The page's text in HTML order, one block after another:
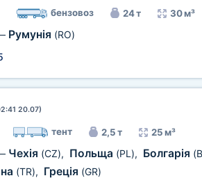
бензовоз 24 т 30 м³
Румунія (RO)
20.07)
тент 2,5 т 25 м³
Чехія (CZ), Польща (PL), Болгарія
(TR), Греція (GR)